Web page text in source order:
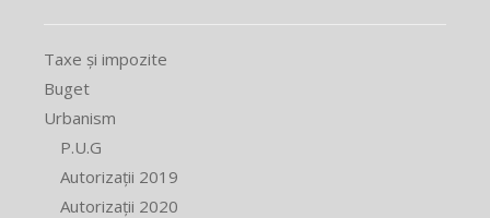
Taxe și impozite
Buget
Urbanism
P.U.G
Autorizații 2019
Autorizații 2020